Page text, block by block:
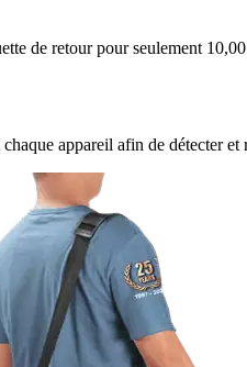
de retour pour seulement
appareil afin de détecter